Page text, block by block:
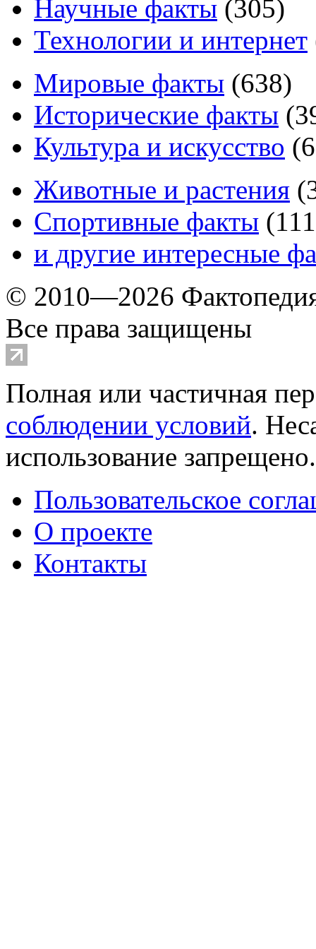
Научные факты (305)
Технологии и интернет
Мировые факты (638)
Исторические факты (
Культура и искусство (
Животные и растения (
Спортивные факты (111
и другие интересные
© 2010—2026
Все права защищены
Полная или частичная
соблюдении условий.
использование
Пользовательское
О проекте
Контакты